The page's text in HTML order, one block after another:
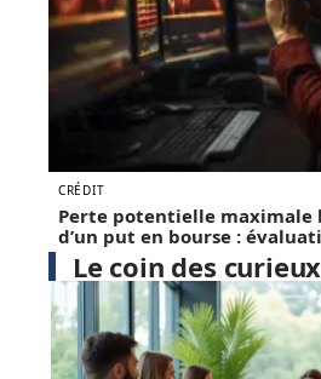
CRÉDIT
Perte potentielle maximale
d’un put en bourse :
Le coin des curieux